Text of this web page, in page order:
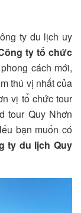
ty du lịch uy
ty tổ chức
cách mới,
thú vị nhất của
vị tổ chức tour
tour Quy Nhơn
bạn muốn có
ty du lịch Quy